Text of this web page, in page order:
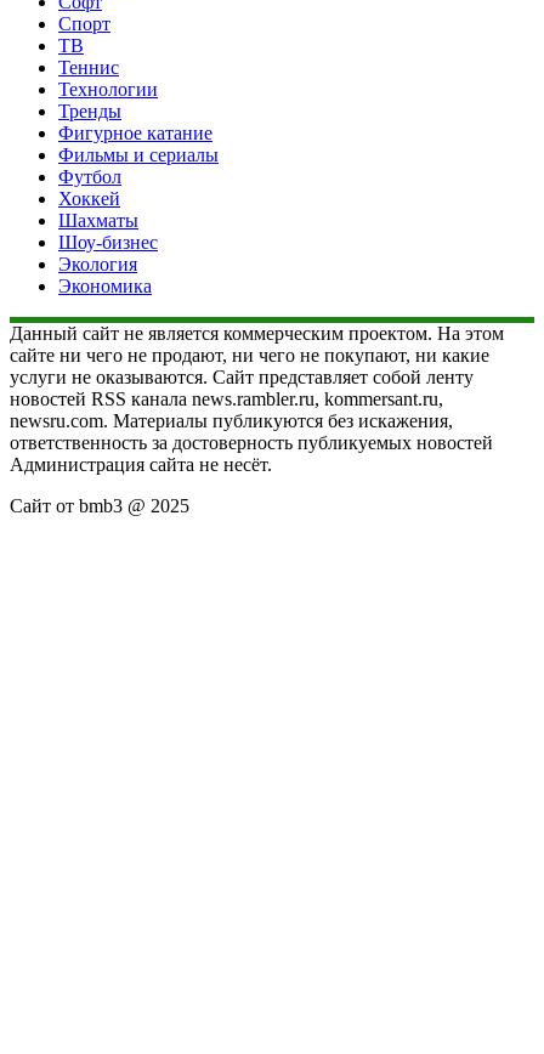
Спорт
ТВ
Теннис
Технологии
Тренды
Фигурное катание
Фильмы и сериалы
Футбол
Хоккей
Шахматы
Шоу-бизнес
Экология
Экономика
Данный сайт не является коммерческим проектом. На этом
сайте ни чего не продают, ни чего не покупают, ни какие
услуги не оказываются. Сайт представляет собой ленту
новостей RSS канала news.rambler.ru, kommersant.ru,
newsru.com. Материалы публикуются без искажения,
ответственность за достоверность публикуемых новостей
Администрация сайта не несёт.
Сайт от bmb3 @ 2025